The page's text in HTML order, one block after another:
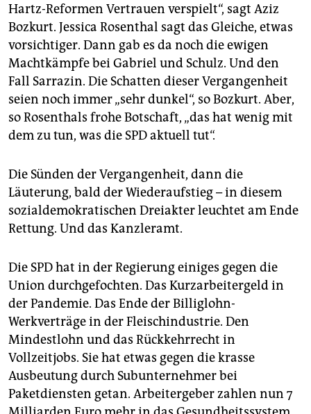
Hartz-Reformen Vertrauen verspielt“, sagt Aziz
Bozkurt. Jessica Rosenthal sagt das Gleiche, etwas
vorsichtiger. Dann gab es da noch die ewigen
Machtkämpfe bei Gabriel und Schulz. Und den
Fall Sarrazin. Die Schatten dieser Vergangenheit
seien noch immer „sehr dunkel“, so Bozkurt. Aber,
so Rosenthals frohe Botschaft, „das hat wenig mit
dem zu tun, was die SPD aktuell tut“.
Die Sünden der Vergangenheit, dann die
Läuterung, bald der Wiederaufstieg – in diesem
sozialdemokratischen Dreiakter leuchtet am Ende
Rettung. Und das Kanzleramt.
Die SPD hat in der Regierung einiges gegen die
Union durchgefochten. Das Kurzarbeitergeld in
der Pandemie. Das Ende der Billiglohn-
Werkverträge in der Fleischindustrie. Den
Mindestlohn und das Rückkehrrecht in
Vollzeitjobs. Sie hat etwas gegen die krasse
Ausbeutung durch Subunternehmer bei
Paketdiensten getan. Arbeitergeber zahlen nun 7